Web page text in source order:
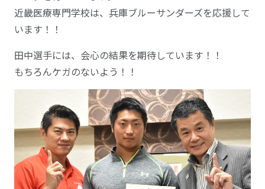
近畿医療専門学校は、兵庫ブルーサンダーズを応援して
います！！
田中選手には、会心の結果を期待しています！！
もちろんケガのないよう！！